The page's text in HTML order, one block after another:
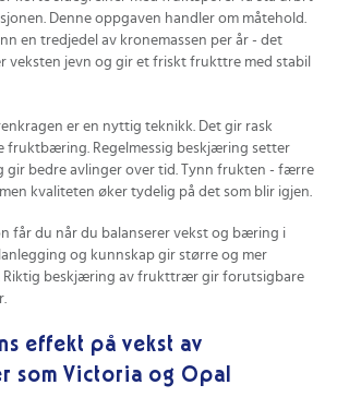
Denne oppgaven handler om måtehold.
en tredjedel av kronemassen per år - det
veksten jevn og gir et friskt frukttre med stabil
er en nyttig teknikk. Det gir rask
fruktbæring. Regelmessig beskjæring setter
gir bedre avlinger over tid. Tynn frukten - færre
kvaliteten øker tydelig på det som blir igjen.
får du når du balanserer vekst og bæring i
og kunnskap gir større og mer
Riktig beskjæring av frukttrær gir forutsigbare
effekt på vekst av
som Victoria og Opal